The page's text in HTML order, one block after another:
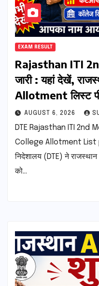
EXAM RESULT
Rajasthan ITI
जारी : यहां देखें, राजस्थान ITI सेकंड College
Allotment लिस्ट
AUGUST 6, 2026
DTE Rajasthan ITI 2nd
College Allotment List
निदेशालय (DTE) ने
को…